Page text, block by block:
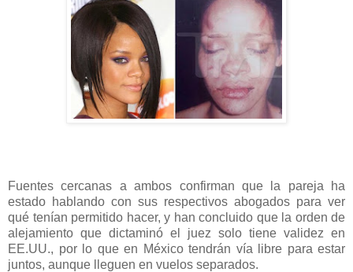
Fuentes cercanas a ambos confirman que la pareja ha
estado hablando con sus respectivos abogados para ver
qué tenían permitido hacer, y han concluido que la orden de
alejamiento que dictaminó el juez solo tiene validez en
EE.UU., por lo que en México tendrán vía libre para estar
juntos, aunque lleguen en vuelos separados.